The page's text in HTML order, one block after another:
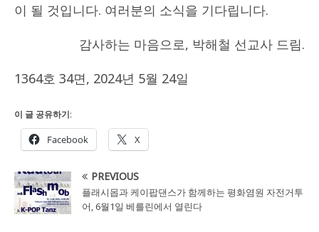
이 될 것입니다. 여러분의 소식을 기다립니다.
감사하는 마음으로, 박해철 선교사 드림.
1364호 34면, 2024년 5월 24일
이 글 공유하기:
Facebook X
PREVIOUS
플래시몹과 케이팝댄스가 함께하는 평화염원 자전거투
어, 6월1일 베를린에서 열린다